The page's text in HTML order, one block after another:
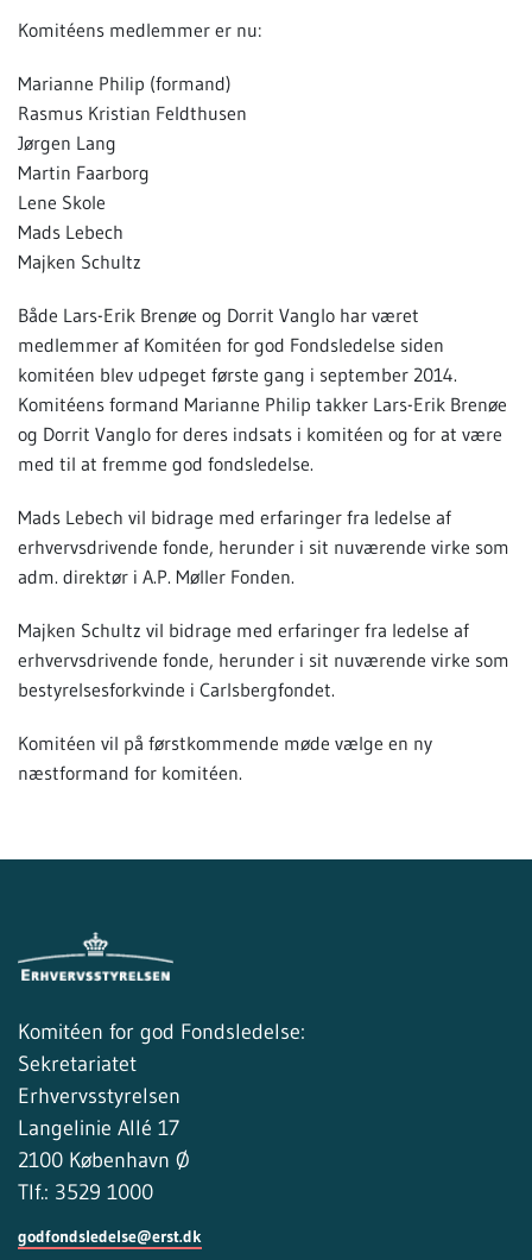
Komitéens medlemmer er nu:
Marianne Philip (formand)
Rasmus Kristian Feldthusen
Jørgen Lang
Martin Faarborg
Lene Skole
Mads Lebech
Majken Schultz
Både Lars-Erik Brenøe og Dorrit Vanglo har været
medlemmer af Komitéen for god Fondsledelse siden
komitéen blev udpeget første gang i september 2014.
Komitéens formand Marianne Philip takker Lars-Erik Brenøe
og Dorrit Vanglo for deres indsats i komitéen og for at være
med til at fremme god fondsledelse.
Mads Lebech vil bidrage med erfaringer fra ledelse af
erhvervsdrivende fonde, herunder i sit nuværende virke som
adm. direktør i A.P. Møller Fonden.
Majken Schultz vil bidrage med erfaringer fra ledelse af
erhvervsdrivende fonde, herunder i sit nuværende virke som
bestyrelsesforkvinde i Carlsbergfondet.
Komitéen vil på førstkommende møde vælge en ny
næstformand for komitéen.
Komitéen for god Fondsledelse:
Sekretariatet
Erhvervsstyrelsen
Langelinie Allé 17
2100 København Ø
Tlf.: 3529 1000
godfondsledelse@erst.dk